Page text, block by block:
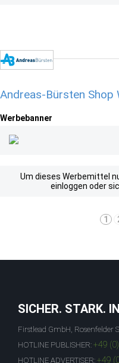
Andreas-Bürsten
Werbebanner
Um dieses Werbemittel
einloggen oder
1
SICHER. STARK.
Firstlead GmbH, Rosenfelder
HOTLINE PUBLISHER: +49
HOTLINE ADVERTISER: +49